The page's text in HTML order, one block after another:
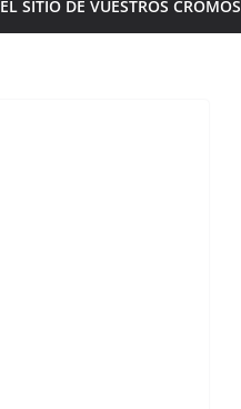
EL SITIO DE VUESTROS CROMOS